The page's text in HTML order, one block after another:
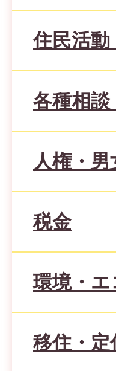
住民活
各種相
人権・
税金
環境・エ
移住・定